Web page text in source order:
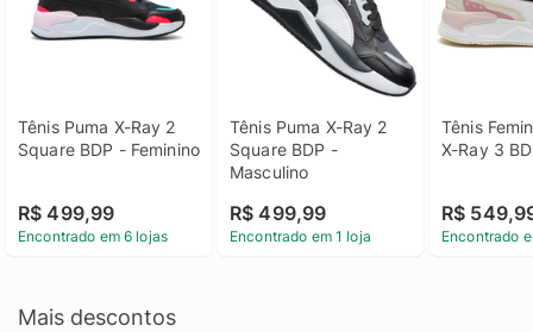
Tênis Puma X-Ray 2
Square BDP - Feminino
R$ 499,99
Encontrado em 6 lojas
Tênis Puma X-Ray 2
Square BDP -
Masculino
R$ 499,99
Encontrado em 1 loja
Tênis
X-Ray 3
R$
Encontrado
Mais descontos